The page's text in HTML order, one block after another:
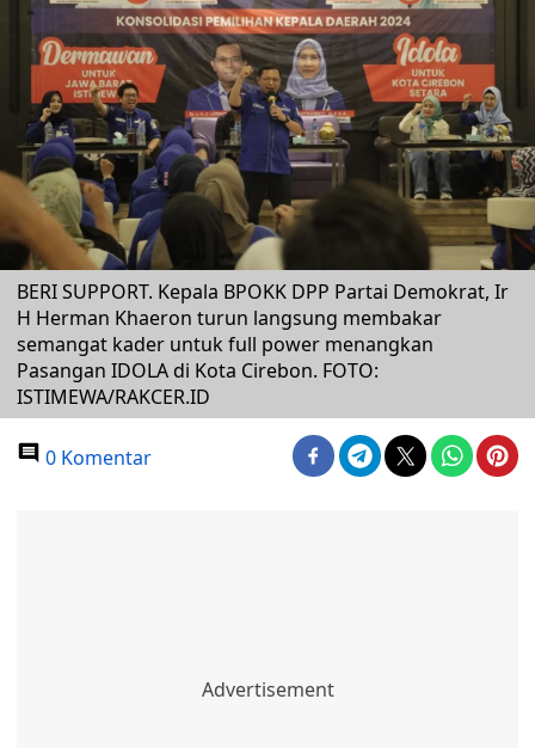
BERI SUPPORT. Kepala BPOKK DPP Partai Demokrat, Ir
H Herman Khaeron turun langsung membakar
semangat kader untuk full power menangkan
Pasangan IDOLA di Kota Cirebon. FOTO:
ISTIMEWA/RAKCER.ID
0 Komentar